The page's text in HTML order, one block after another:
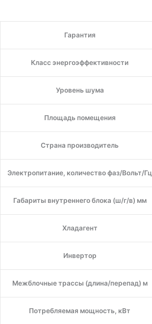
Гарантия
Класс энергоэффективности
Уровень шума
Площадь помещения
Страна производитель
Электропитание, количество фаз/Вольт/Гц
Габариты внутреннего блока (ш/г/в) мм
Хладагент
Инвертор
Межблочные трассы (длина/перепад) м
Потребляемая мощность, кВт